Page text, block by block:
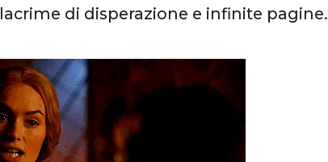
di disperazione e infinite pagine.